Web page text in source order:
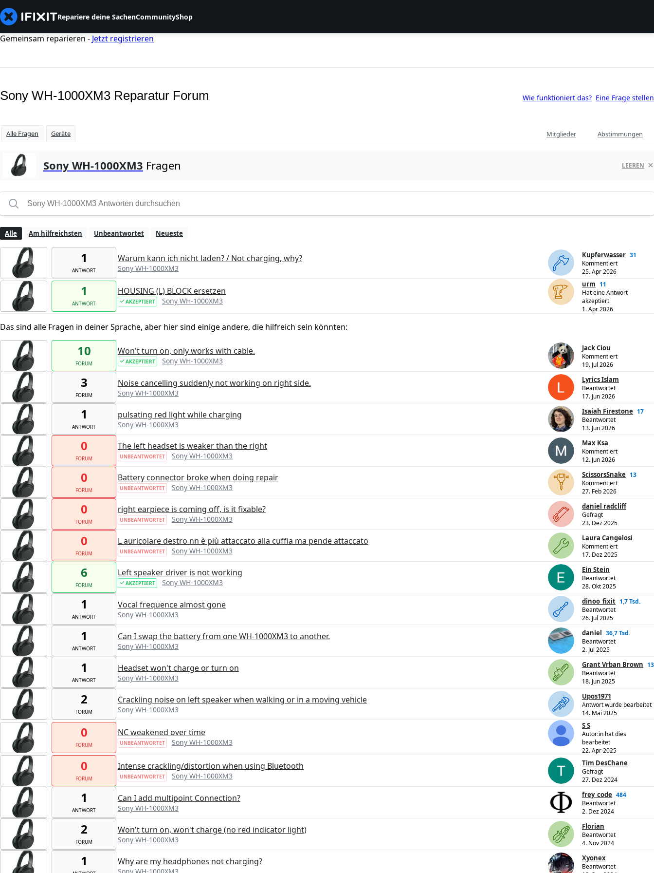
Repariere deine SachenCommunityShop
Gemeinsam reparieren - Jetzt registrieren
Sony WH-1000XM3 Reparatur Forum Wie funktioniert das? Eine Frage stellen
Alle Fragen Geräte Mitglieder Abstimmungen
Sony WH-1000XM3 Fragen LEEREN
Alle Am hilfreichsten Unbeantwortet Neueste
1
ANTWORT
Warum kann ich nicht laden? / Not charging, why?
Sony WH-1000XM3
Kupferwasser 31
Kommentiert
25. Apr 2026
1
ANTWORT
HOUSING (L) BLOCK ersetzen
AKZEPTIERT Sony WH-1000XM3
urm 11
Hat eine Antwort
akzeptiert
1. Apr 2026
Das sind alle Fragen in deiner Sprache, aber hier sind einige andere, die hilfreich sein könnten:
10
FORUM
Won't turn on, only works with cable.
AKZEPTIERT Sony WH-1000XM3
Jack Ciou
Kommentiert
19. Jul 2026
3
FORUM
Noise cancelling suddenly not working on right side.
Sony WH-1000XM3
Lyrics Islam
Beantwortet
17. Jun 2026
1
ANTWORT
pulsating red light while charging
Sony WH-1000XM3
Isaiah Firestone 17
Beantwortet
13. Jun 2026
0
FORUM
The left headset is weaker than the right
UNBEANTWORTET Sony WH-1000XM3
Max Ksa
Kommentiert
12. Jun 2026
0
FORUM
Battery connector broke when doing repair
UNBEANTWORTET Sony WH-1000XM3
ScissorsSnake 13
Kommentiert
27. Feb 2026
0
FORUM
right earpiece is coming off, is it fixable?
UNBEANTWORTET Sony WH-1000XM3
daniel radcliff
Gefragt
23. Dez 2025
0
FORUM
L auricolare destro nn è più attaccato alla cuffia ma pende attaccato
UNBEANTWORTET Sony WH-1000XM3
Laura Cangelosi
Kommentiert
17. Dez 2025
6
FORUM
Left speaker driver is not working
AKZEPTIERT Sony WH-1000XM3
Ein Stein
Beantwortet
28. Okt 2025
1
ANTWORT
Vocal frequence almost gone
Sony WH-1000XM3
dinoo_fixit 1,7 Tsd.
Beantwortet
26. Jul 2025
1
ANTWORT
Can I swap the battery from one WH-1000XM3 to another.
Sony WH-1000XM3
daniel 36,7 Tsd.
Beantwortet
2. Jul 2025
1
ANTWORT
Headset won't charge or turn on
Sony WH-1000XM3
Grant Vrban Brown 13
Beantwortet
18. Jun 2025
2
FORUM
Crackling noise on left speaker when walking or in a moving vehicle
Sony WH-1000XM3
Upos1971
Antwort wurde bearbeitet
14. Mai 2025
0
FORUM
NC weakened over time
UNBEANTWORTET Sony WH-1000XM3
S S
Autor:in hat dies
bearbeitet
22. Apr 2025
0
FORUM
Intense crackling/distortion when using Bluetooth
UNBEANTWORTET Sony WH-1000XM3
Tim DesChane
Gefragt
27. Dez 2024
1
ANTWORT
Can I add multipoint Connection?
Sony WH-1000XM3
frey_code 484
Beantwortet
2. Dez 2024
2
FORUM
Won't turn on, won't charge (no red indicator light)
Sony WH-1000XM3
Florian
Beantwortet
4. Nov 2024
1 Why are my headphones not charging?
Sony WH-1000XM3
Xyonex
Beantwortet